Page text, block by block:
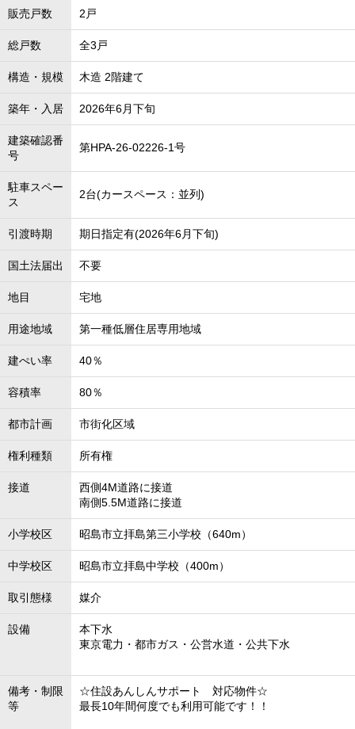
販売戸数 2戸
総戸数 全3戸
構造・規模 木造 2階建て
築年・入居 2026年6月下旬
建築確認番
号
第HPA-26-02226-1号
駐車スペー
ス
2台(カースペース：並列)
引渡時期 期日指定有(2026年6月下旬)
国土法届出 不要
地目 宅地
用途地域 第一種低層住居専用地域
建ぺい率 40％
容積率 80％
都市計画 市街化区域
権利種類 所有権
接道
西側4M道路に接道
南側5.5M道路に接道
小学校区 昭島市立拝島第三小学校（640m）
中学校区 昭島市立拝島中学校（400m）
取引態様 媒介
設備
本下水
東京電力・都市ガス・公営水道・公共下水
備考・制限
等
☆住設あんしんサポート 対応物件☆
最長10年間何度でも利用可能です！！